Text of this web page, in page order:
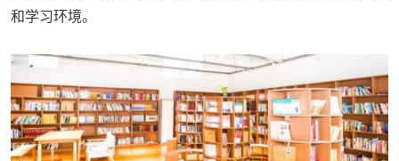
和学习环境。